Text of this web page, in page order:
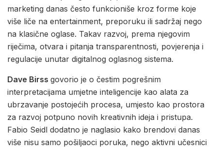
marketing danas često funkcioniše kroz forme koje
više liče na entertainment, preporuku ili sadržaj nego
na klasične oglase. Takav razvoj, prema njegovim
riječima, otvara i pitanja transparentnosti, povjerenja i
regulacije unutar digitalnog oglasnog sistema.
Dave Birss govorio je o čestim pogrešnim
interpretacijama umjetne inteligencije kao alata za
ubrzavanje postojećih procesa, umjesto kao prostora
za razvoj potpuno novih kreativnih ideja i pristupa.
Fabio Seidl dodatno je naglasio kako brendovi danas
više nisu samo pošiljaoci poruka, nego aktivni učesnici